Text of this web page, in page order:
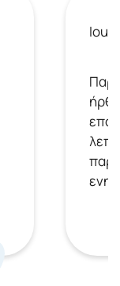
Ioulia